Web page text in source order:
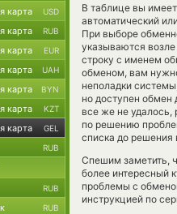
В таблице вы
автоматический
При выборе
указываются
строку с именем
обменом, вам
неполадки
но доступен обмен
все же не
по решению
списка до решения
Спешим заметить,
более интересный
проблемы с
инструкцией по
карта USD
карта RUB
карта EUR
карта UAH
карта BYN
карта KZT
карта GEL
RUB
RUB
RUB